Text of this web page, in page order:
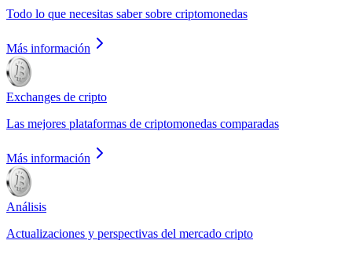
Todo lo que necesitas saber sobre criptomonedas
Más información
Exchanges de cripto
Las mejores plataformas de criptomonedas comparadas
Más información
Análisis
Actualizaciones y perspectivas del mercado cripto